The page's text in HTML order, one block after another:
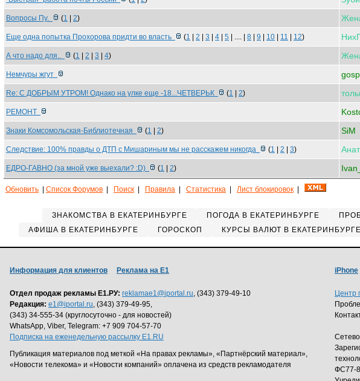
Вопросы Пу. (1 2)
Еще одна попытка Прохорова придти во власть (1 2 3 4 5 | .... | 8 9 10 11 12)
А что надо для.. (1 2 3 4)
Немчуры жгут
Re: С ДОБРЫМ УТРОМ! Однако на улке еще -18...ЧЕТВЕРЬК (1 2)
РЕМОНТ
Знаки Комсомольская-Библиотечная (1 2) SiM
Следствие: 100% правды о ДТП с Мишариным мы не расскажем никогда (1 2 3)
ЕДРО-ГАВНО (за мной уже выехали? :D) (1 2)
Обновить Список Форумов Поиск Правила Статистика Лист блокировок
ЗНАКОМСТВА В ЕКАТЕРИНБУРГЕ ПОГОДА В ЕКАТЕРИНБУРГЕ
АФИША В ЕКАТЕРИНБУРГЕ
ГОРОСКОП КУРСЫ ВАЛЮТ В ЕКАТЕРИНБУРГЕ
Информация для клиентов Реклама на Е1
Отдел продаж рекламы Е1.РУ: reklamae1@iportal.ru, (343) 379-49-10
Редакция: e1@iportal.ru, (343) 379-49-95,
(343) 34-555-34 (круглосуточно - для новостей)
WhatsApp, Viber, Telegram: +7 909 704-57-70
Подписка на еженедельную рассылку E1.RU
Публикация материалов под меткой «На правах рекламы», «Партнёрский материал»,
«Новости телекома» и «Новости компаний» оплачена из средств рекламодателя
iPhone
Центр
ФС77-